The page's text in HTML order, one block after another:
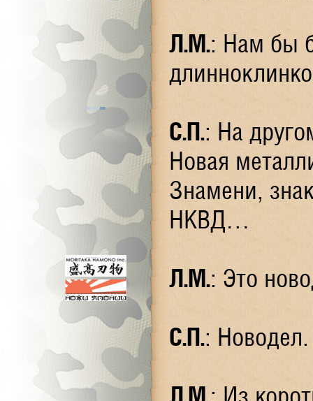
Л.М.: Нам бы
С.П.: На
Новая
Знамени,
НКВД…
Л.М.: Это
С.П.: Новодел.
Л.М.